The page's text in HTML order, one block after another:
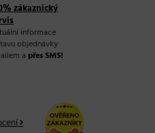
zákaznický
informace
objednávky
a přes SMS!